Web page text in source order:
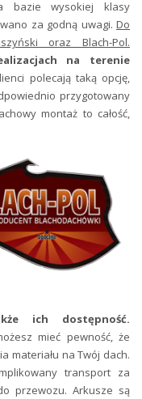
bazie wysokiej klasy
za godną uwagi. Do
oraz Blach-Pol.
na terenie
polecają taką opcję,
przygotowany
montaż to całość,
ich dostępność.
mieć pewność, że
materiału na Twój dach.
transport za
przewozu. Arkusze są